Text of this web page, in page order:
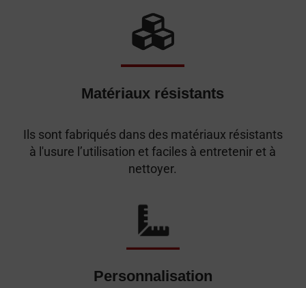
Matériaux résistants
Ils sont fabriqués dans des matériaux résistants
à l'usure l’utilisation et faciles à entretenir et à
nettoyer.
Personnalisation